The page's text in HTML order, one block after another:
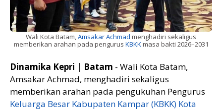
Wali Kota Batam, Amsakar Achmad menghadiri sekaligus
memberikan arahan pada pengurus KBKKmasa bakti 2026–2031
Dinamika Kepri | Batam - Wali Kota Batam,
Amsakar Achmad, menghadiri sekaligus
memberikan arahan pada pengukuhan Pengurus
Keluarga Besar Kabupaten Kampar (KBKK) Kota